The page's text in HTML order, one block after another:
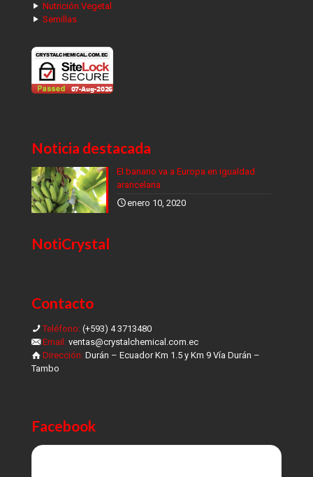
Nutrición Vegetal
Semillas
Noticia destacada
El banano va a Europa en igualdad
arancelaria
enero 10, 2020
NotiCrystal
Contacto
Teléfono: (+593) 4 3713480
Email: ventas@crystalchemical.com.ec
Dirección: Durán – Ecuador Km 1.5 y Km 9 Vía Durán –
Tambo
Facebook